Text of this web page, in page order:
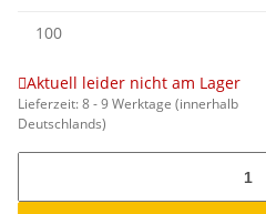
100
Aktuell leider nicht am Lager
Lieferzeit:8 - 9 Werktage (innerhalb
Deutschlands)